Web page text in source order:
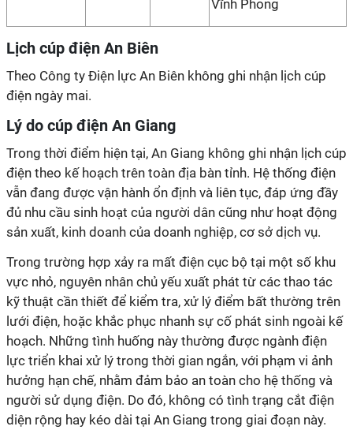
Vĩnh Phong
Lịch cúp điện An Biên
Theo Công ty Điện lực An Biên không ghi nhận lịch cúp
điện ngày mai.
Lý do cúp điện An Giang
Trong thời điểm hiện tại, An Giang không ghi nhận lịch cúp
điện theo kế hoạch trên toàn địa bàn tỉnh. Hệ thống điện
vẫn đang được vận hành ổn định và liên tục, đáp ứng đầy
đủ nhu cầu sinh hoạt của người dân cũng như hoạt động
sản xuất, kinh doanh của doanh nghiệp, cơ sở dịch vụ.
Trong trường hợp xảy ra mất điện cục bộ tại một số khu
vực nhỏ, nguyên nhân chủ yếu xuất phát từ các thao tác
kỹ thuật cần thiết để kiểm tra, xử lý điểm bất thường trên
lưới điện, hoặc khắc phục nhanh sự cố phát sinh ngoài kế
hoạch. Những tình huống này thường được ngành điện
lực triển khai xử lý trong thời gian ngắn, với phạm vi ảnh
hưởng hạn chế, nhằm đảm bảo an toàn cho hệ thống và
người sử dụng điện. Do đó, không có tình trạng cắt điện
diện rộng hay kéo dài tại An Giang trong giai đoạn này.